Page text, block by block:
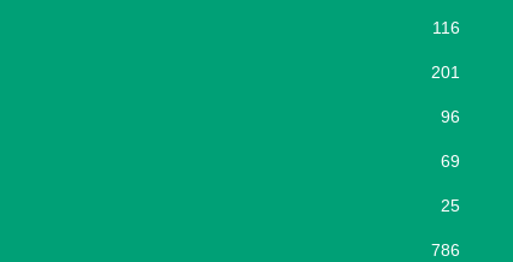
116
201
96
69
25
786